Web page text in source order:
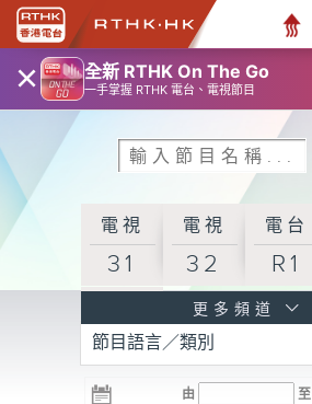
× 全新 RTHK On The Go
一手掌握 RTHK 電台、電視節目
電視
31
電視
32
電台
R1
R3
電台 電台 電台
更多頻道
節目語言／類別
由 至